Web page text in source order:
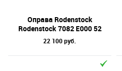
Оправа Rodenstock
Rodenstock 7082 E000 52
22 100 руб.